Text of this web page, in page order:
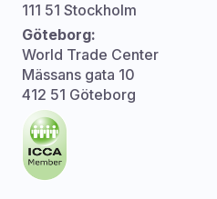
111 51 Stockholm
Göteborg:
World Trade Center
Mässans gata 10
412 51 Göteborg